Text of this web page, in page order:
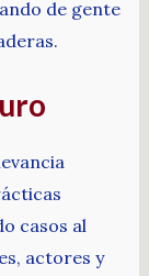
de gente
casos al
actores y